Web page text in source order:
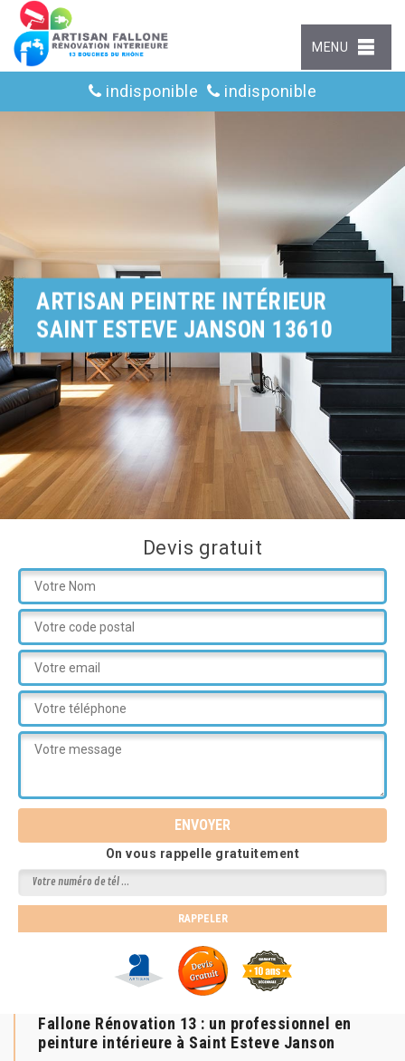
MENU
indisponible indisponible
ARTISAN PEINTRE INTÉRIEUR
SAINT ESTEVE JANSON 13610
Devis gratuit
On vous rappelle gratuitement
Fallone Rénovation 13 : un professionnel en
peinture intérieure à Saint Esteve Janson